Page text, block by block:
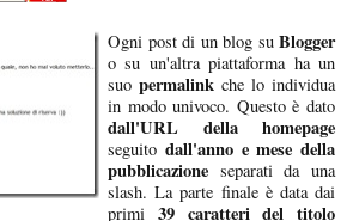
Ogni post di un blog su Blogger
o su un'altra piattaforma ha un
suo permalink che lo individua
in modo univoco. Questo è dato
dall'URL della homepage
seguito dall'anno e mese della
pubblicazione separati da una
slash. La parte finale è data dai
primi 39 caratteri del titolo